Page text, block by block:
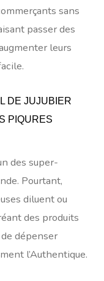
sans
passer des
leurs
DE JUJUBIER
PIQURES
des super-
Pourtant,
diluent ou
des produits
dépenser
l’Authentique.